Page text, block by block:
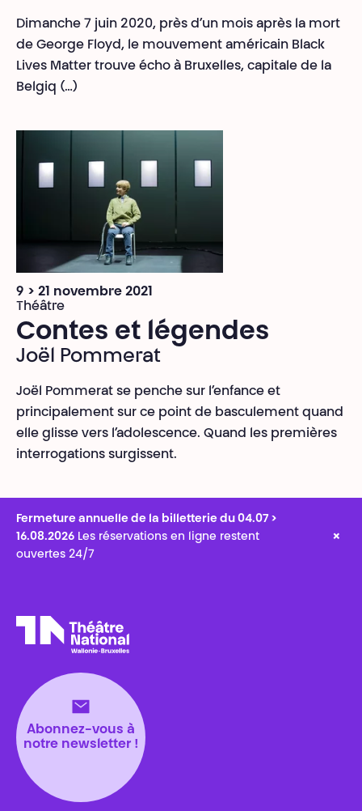
Dimanche 7 juin 2020, près d’un mois après la mort
de George Floyd, le mouvement américain Black
Lives Matter trouve écho à Bruxelles, capitale de la
Belgiq (…)
9 > 21 novembre 2021
Théâtre
Contes et légendes
Joël Pommerat
Joël Pommerat se penche sur l’enfance et
principalement sur ce point de basculement quand
elle glisse vers l’adolescence. Quand les premières
interrogations surgissent.
Fermeture annuelle de la billetterie du 04.07 >
16.08.2026 Les réservations en ligne restent
ouvertes 24/7
×
Abonnez-vous à
notre newsletter !